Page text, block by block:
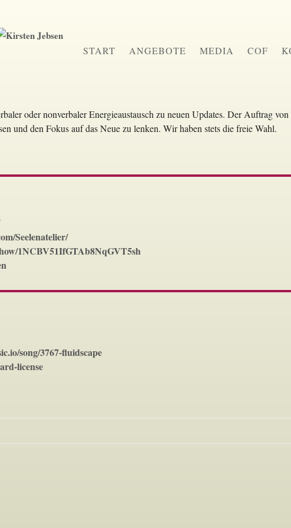
START ANGEBOTE MEDIA COF
oder nonverbaler Energieaustausch zu neuen Updates. Der Auftrag
und den Fokus auf das Neue zu lenken. Wir haben stets die freie Wahl.
Seelenatelier/
1NCBV51IfGTAb8NqGVT5sh
song/3767-fluidscape
license